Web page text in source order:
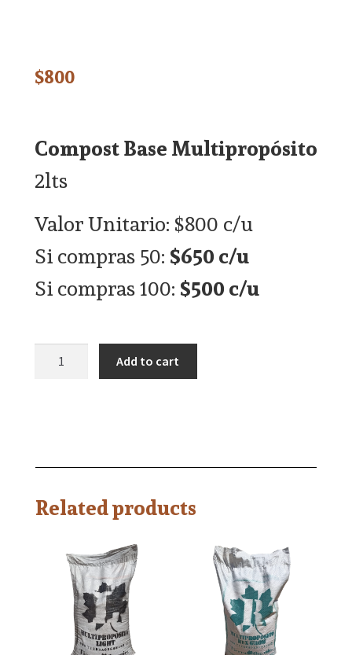
$800
Compost Base Multipropósito
2lts
Valor Unitario: $800 c/u
Si compras 50:$650 c/u
Si compras 100:$500 c/u
Add to cart
Related products